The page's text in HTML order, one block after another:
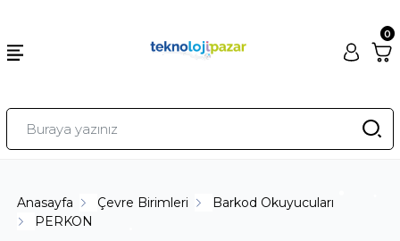
0
Anasayfa Çevre Birimleri
Barkod Okuyucuları
PERKON